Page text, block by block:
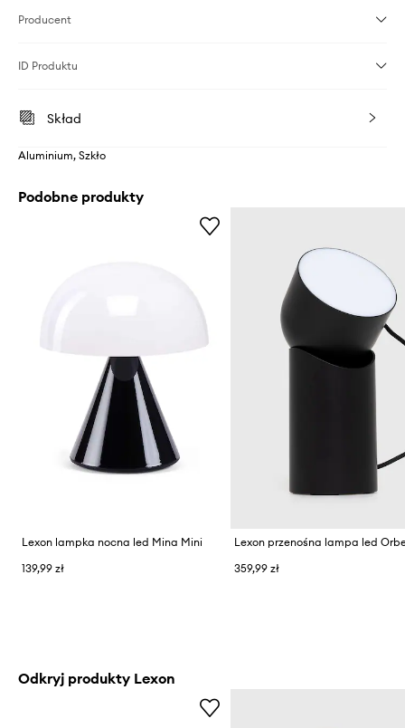
Producent
ID Produktu
Skład
Aluminium, Szkło
Podobne produkty
Lexon lampka nocna led Mina Mini
139,99 zł
Lexon przenośna lampa led
359,99 zł
Odkryj produkty Lexon